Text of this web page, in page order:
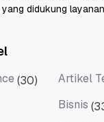
didukung layanan
(30) Artikel
Bisnis